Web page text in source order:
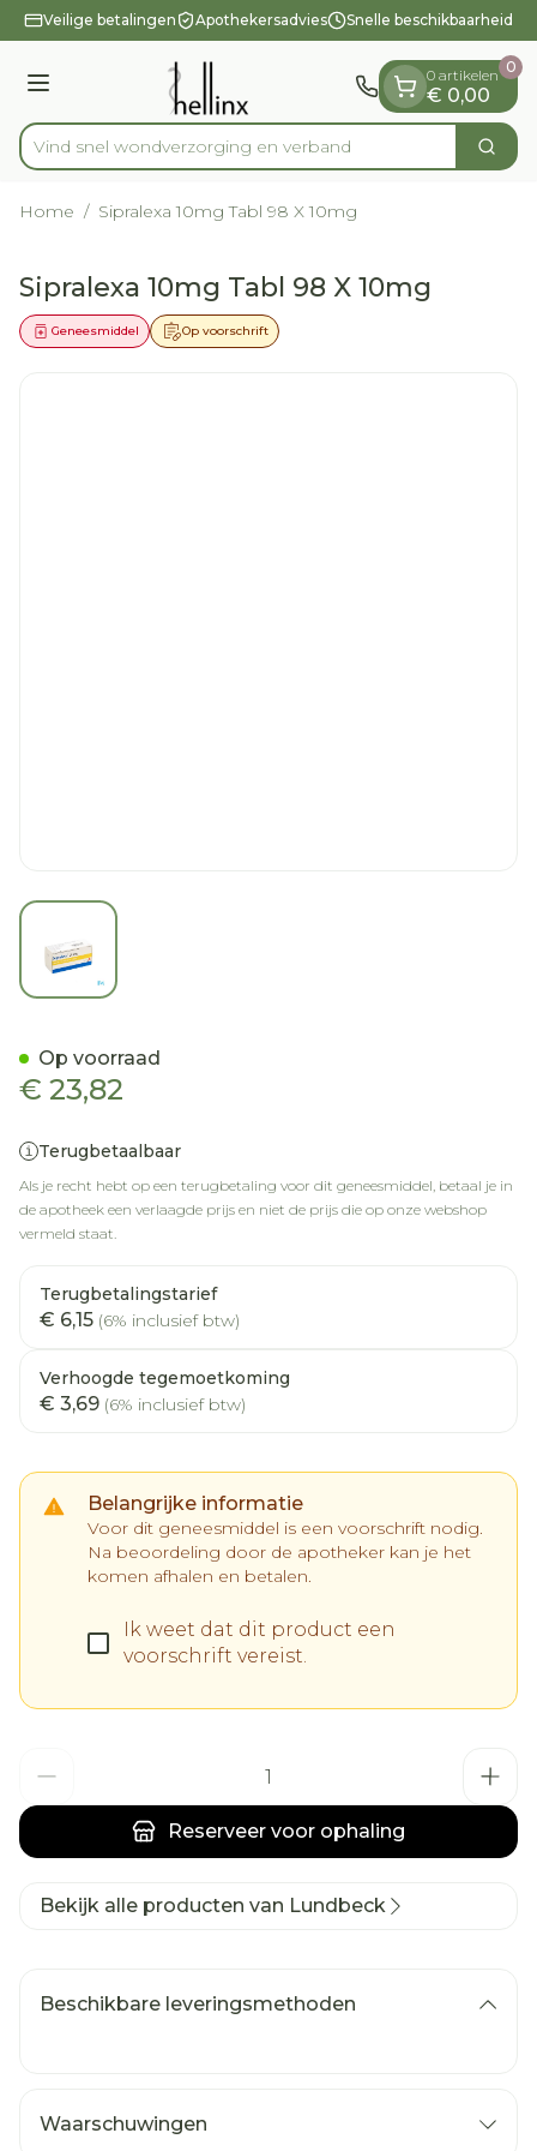
Ga naar de inhoud
1 van 1
Veilige betalingen Apothekersadvies Snelle beschikbaarheid
Menu
Product, merk, categorie...
Vind snel wondverzorging en verband Zoek
0 artikelen
€ 0,00
0
Home / Sipralexa 10mg Tabl 98 X 10mg
Sipralexa 10mg Tabl 98 X 10mg
Op voorschrift
Geneesmiddel
View larger image
€ 23,82
Terugbetaalbaar
Als je recht hebt op een terugbetaling voor dit geneesmiddel, betaal je in
de apotheek een verlaagde prijs en niet de prijs die op onze webshop
vermeld staat.
Terugbetalingstarief
€ 6,15 (6% inclusief btw)
Verhoogde tegemoetkoming
€ 3,69 (6% inclusief btw)
Belangrijke informatie
Voor dit geneesmiddel is een voorschrift nodig.
Na beoordeling door de apotheker kan je het
komen afhalen en betalen.
Ik weet dat dit product een
voorschrift vereist.
Reserveer voor ophaling
Op voorraad
Bekijk alle producten van Lundbeck
Beschikbare leveringsmethoden
Waarschuwingen